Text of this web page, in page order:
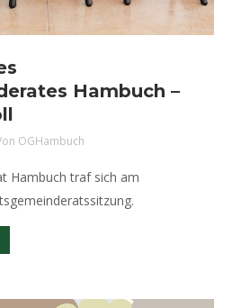
Hambuch –
OGHambuch
Hambuch traf sich am